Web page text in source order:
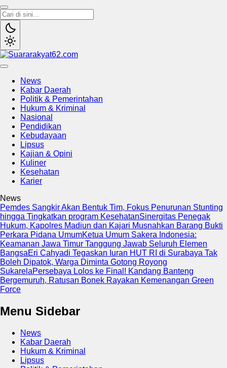
News
Kabar Daerah
Politik & Pemerintahan
Hukum & Kriminal
Nasional
Pendidikan
Kebudayaan
Lipsus
Kajian & Opini
Kuliner
Kesehatan
Karier
News
Pemdes Sangkir Akan Bentuk Tim, Fokus Penurunan Stunting
hingga Tingkatkan program KesehatanSinergitas Penegak
Hukum, Kapolres Madiun dan Kajari Musnahkan Barang Bukti
Perkara Pidana UmumKetua Umum Sakera Indonesia:
Keamanan Jawa Timur Tanggung Jawab Seluruh Elemen
BangsaEri Cahyadi Tegaskan Iuran HUT RI di Surabaya Tak
Boleh Dipatok, Warga Diminta Gotong Royong
SukarelaPersebaya Lolos ke Final! Kandang Banteng
Bergemuruh, Ratusan Bonek Rayakan Kemenangan Green
Force
Menu Sidebar
News
Kabar Daerah
Hukum & Kriminal
Lipsus